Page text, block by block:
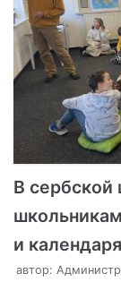
В
и календаря
автор: